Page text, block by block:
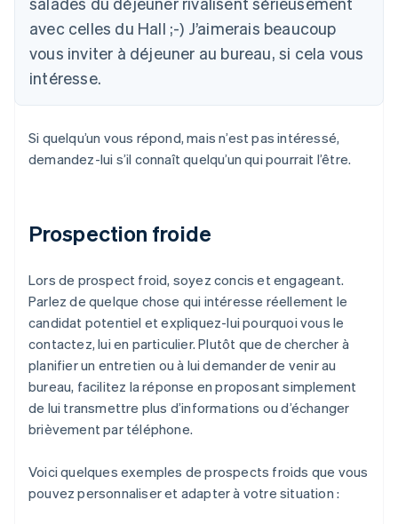
avec celles du Hall ;-) J’aimerais beaucoup
vous inviter à déjeuner au bureau, si cela vous
intéresse.
Si quelqu’un vous répond, mais n’est pas intéressé,
demandez-lui s’il connaît quelqu’un qui pourrait l’être.
Prospection froide
Lors de prospect froid, soyez concis et engageant.
Parlez de quelque chose qui intéresse réellement le
candidat potentiel et expliquez-lui pourquoi vous le
contactez, lui en particulier. Plutôt que de chercher à
planifier un entretien ou à lui demander de venir au
bureau, facilitez la réponse en proposant simplement
de lui transmettre plus d’informations ou d’échanger
brièvement par téléphone.
Voici quelques exemples de prospects froids que vous
pouvez personnaliser et adapter à votre situation :